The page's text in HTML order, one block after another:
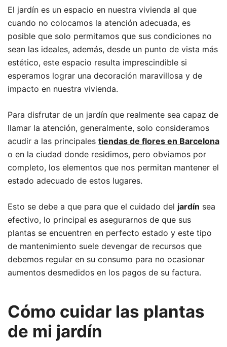
El jardín es un espacio en nuestra vivienda al que
cuando no colocamos la atención adecuada, es
posible que solo permitamos que sus condiciones no
sean las ideales, además, desde un punto de vista más
estético, este espacio resulta imprescindible si
esperamos lograr una decoración maravillosa y de
impacto en nuestra vivienda.
Para disfrutar de un jardín que realmente sea capaz de
llamar la atención, generalmente, solo consideramos
acudir a las principales tiendas de flores en Barcelona
o en la ciudad donde residimos, pero obviamos por
completo, los elementos que nos permitan mantener el
estado adecuado de estos lugares.
Esto se debe a que para que el cuidado del jardín sea
efectivo, lo principal es asegurarnos de que sus
plantas se encuentren en perfecto estado y este tipo
de mantenimiento suele devengar de recursos que
debemos regular en su consumo para no ocasionar
aumentos desmedidos en los pagos de su factura.
Cómo cuidar las plantas
de mi jardín